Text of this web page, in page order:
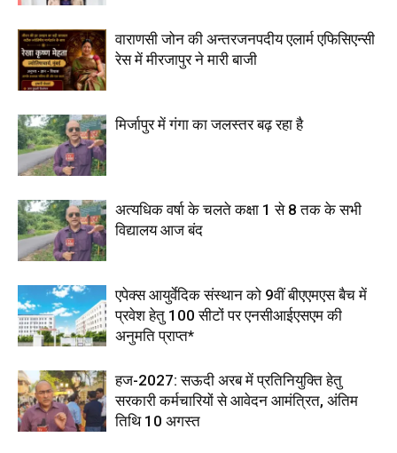
वाराणसी जोन की अन्तरजनपदीय एलार्म एफिसिएन्सी
रेस में मीरजापुर ने मारी बाजी
मिर्जापुर में गंगा का जलस्तर बढ़ रहा है
अत्यधिक वर्षा के चलते कक्षा 1 से 8 तक के सभी
विद्यालय आज बंद
एपेक्स आयुर्वेदिक संस्थान को 9वीं बीएएमएस बैच में
प्रवेश हेतु 100 सीटों पर एनसीआईएसएम की
अनुमति प्राप्त*
हज-2027: सऊदी अरब में प्रतिनियुक्ति हेतु
सरकारी कर्मचारियों से आवेदन आमंत्रित, अंतिम
तिथि 10 अगस्त